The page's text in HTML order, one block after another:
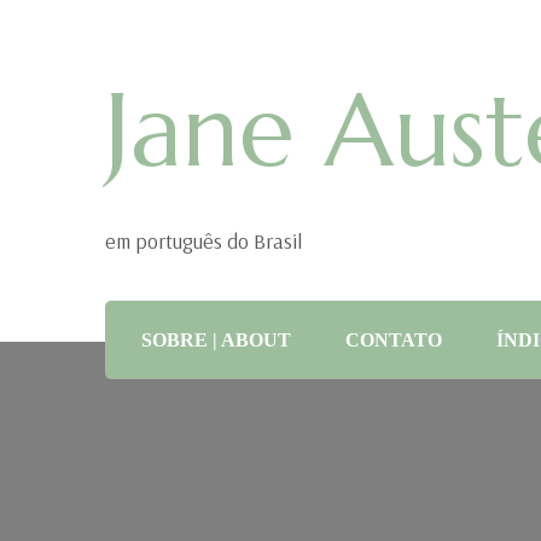
Jane
em português do Brasil
SOBRE | ABOUT CONTATO